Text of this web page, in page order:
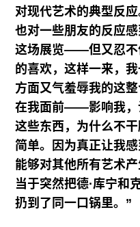
对现代艺术的典型反
也对一些朋友的反应
这场展览——但又忍不
的喜欢，这样一来，
方面又气羞辱我的这
在我面前——影响我
这些东西，为什么不
简单。因为真正让我
能够对其他所有艺术
当于突然把德·库宁和
扔到了同一口锅里。”